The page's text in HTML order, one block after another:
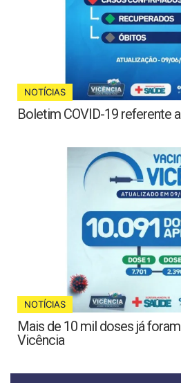
NOTÍCIAS
Boletim COVID-19 referente
NOTÍCIAS
Mais de 10 mil doses já
Vicência